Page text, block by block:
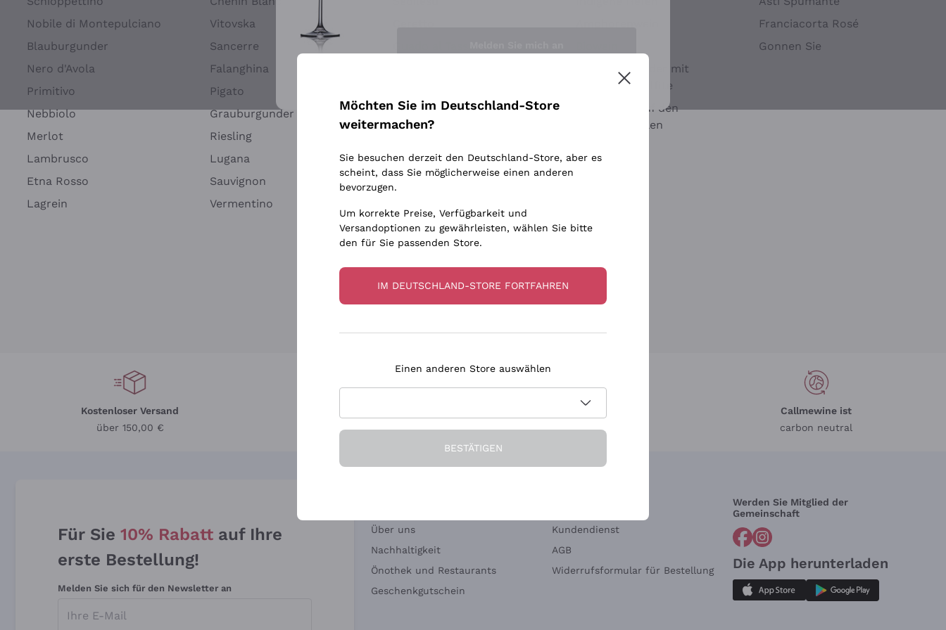
Nobile di Montepulciano
Blauburgunder
Nero d'Avola
Primitivo
Nebbiolo
Merlot
Lambrusco
Etna Rosso
Lagrein
Vitovska
Sancerre
Falanghina
Pigato
Grauburgunder
Riesling
Lugana
Sauvignon
Vermentino
Ca' dei Frati
Biondi Santi
Quintarelli Giuseppe
Rinaldi Giuseppe
Egly Ouriet
Jacquesson
Agrapart
Ohne Sulfit oder mit
minimalen Sulfite
Maischung auf den
Traubenschalen
Franciacorta Rosé
Gonnen Sie
Kostenloser Versand
über 150,00 €
in Deutschland
in 3 Raten
Callmewine ist
carbon neutral
Für Sie 10% Rabatt auf Ihre
erste Bestellung!
Melden Sie sich für den Newsletter an
Über uns
Nachhaltigkeit
Önothek und Restaurants
Geschenkgutschein
Kundendienst
AGB
Widerrufsformular für Bestellung
Werden Sie Mitglied der
Gemeinschaft
Die App herunterladen
Möchten Sie im Deutschland-Store
weitermachen?
Sie besuchen derzeit den Deutschland-Store, aber es
scheint, dass Sie möglicherweise einen anderen
bevorzugen.
Um korrekte Preise, Verfügbarkeit und
Versandoptionen zu gewährleisten, wählen Sie bitte
den für Sie passenden Store.
IM DEUTSCHLAND-STORE FORTFAHREN
Einen anderen Store auswählen
BESTÄTIGEN